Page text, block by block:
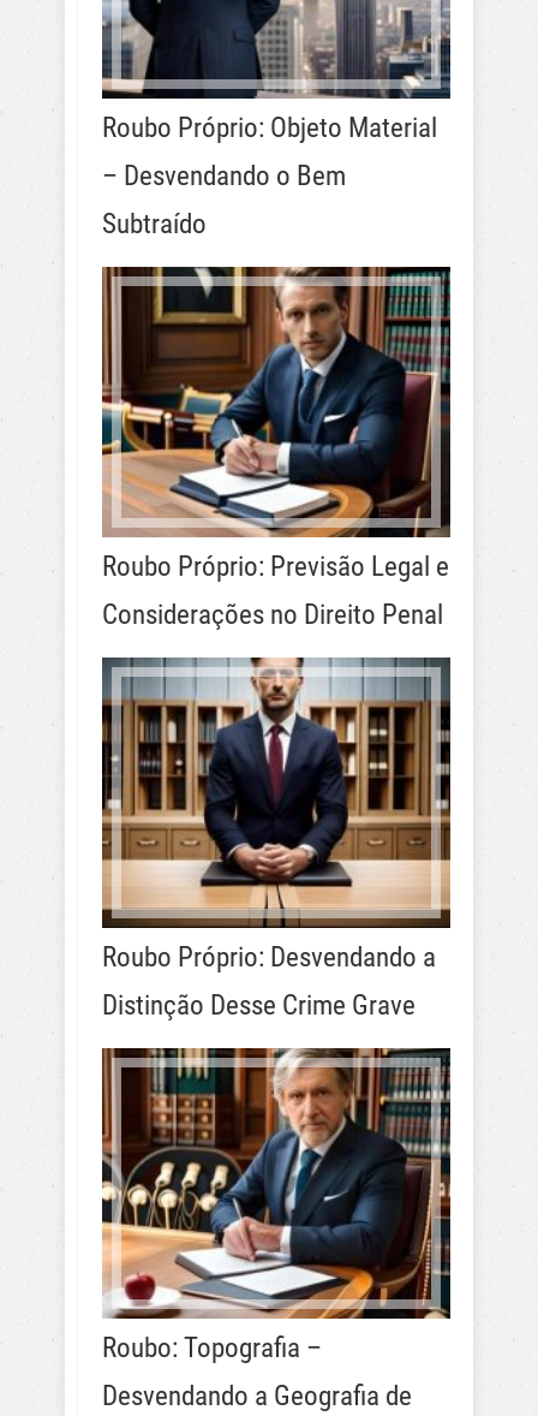
Roubo Próprio: Objeto Material
– Desvendando o Bem
Subtraído
Roubo Próprio: Previsão Legal e
Considerações no Direito Penal
Roubo Próprio: Desvendando a
Distinção Desse Crime Grave
Roubo: Topografia –
Desvendando a Geografia de